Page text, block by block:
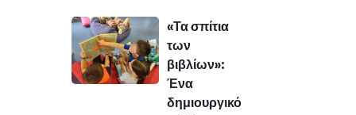
«Τα σπίτια
των
βιβλίων»:
Ένα
δημιουργικό